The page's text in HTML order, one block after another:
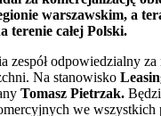
warszawskim, a
terenie całej Polski.
zespół odpowiedzialny za
Na stanowisko
Tomasz Pietrzak.
we wszystkich